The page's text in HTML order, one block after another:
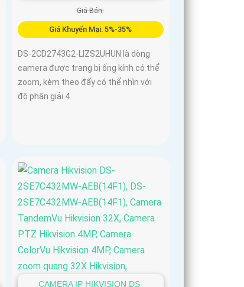
Giá Bán:
Giá Khuyến Mại: 5%-35%
DS-2CD2743G2-LIZS2UHUN là dòng
camera được trang bị ống kính có thể
zoom, kèm theo đấy có thể nhìn với
độ phân giải 4
CAMERA IP HIKVISION DS-